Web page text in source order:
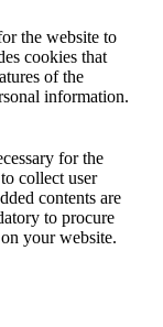
the website to
cookies that
of the
information.
for the
collect user
contents are
to procure
your website.